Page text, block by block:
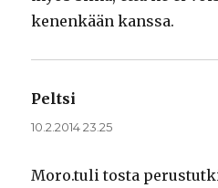
kenenkään kanssa.
Peltsi
10.2.2014 23.25
Moro.tuli tosta